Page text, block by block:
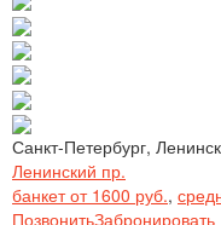
Санкт-Петербург,
Ленинский пр.
банкет от 1600 руб.,
ПозвонитьЗабронировать